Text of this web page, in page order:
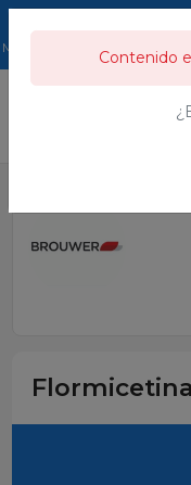
Menú
Es una guía de empresas y
general, desde la granja
Flormicetina
Contenido